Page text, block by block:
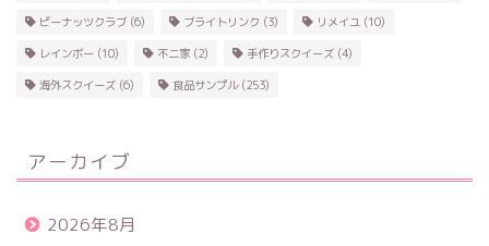
ピーナッツクラブ (6) ブライトリンク (3) リメイユ (10)
レインボー (10) 不二家 (2) 手作りスクイーズ (4)
海外スクイーズ (6) 食品サンプル(253)
アーカイブ
2026年8月